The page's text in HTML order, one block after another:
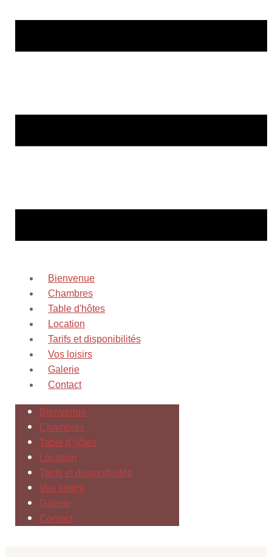
Bienvenue
Chambres
Table d'hôtes
Location
Tarifs et disponibilités
Vos loisirs
Galerie
Contact
Bienvenue
Chambres
Table d'hôtes
Location
Tarifs et disponibilités
Vos loisirs
Galerie
Contact